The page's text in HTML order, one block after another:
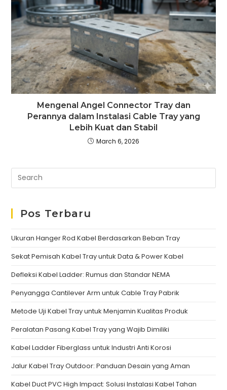
Mengenal Angel Connector Tray dan
Perannya dalam Instalasi Cable Tray yang
Lebih Kuat dan Stabil
March 6, 2026
Pos Terbaru
Ukuran Hanger Rod Kabel Berdasarkan Beban Tray
Sekat Pemisah Kabel Tray untuk Data & Power Kabel
Defleksi Kabel Ladder: Rumus dan Standar NEMA
Penyangga Cantilever Arm untuk Cable Tray Pabrik
Metode Uji Kabel Tray untuk Menjamin Kualitas Produk
Peralatan Pasang Kabel Tray yang Wajib Dimiliki
Kabel Ladder Fiberglass untuk Industri Anti Korosi
Jalur Kabel Tray Outdoor: Panduan Desain yang Aman
Kabel Duct PVC High Impact: Solusi Instalasi Kabel Tahan